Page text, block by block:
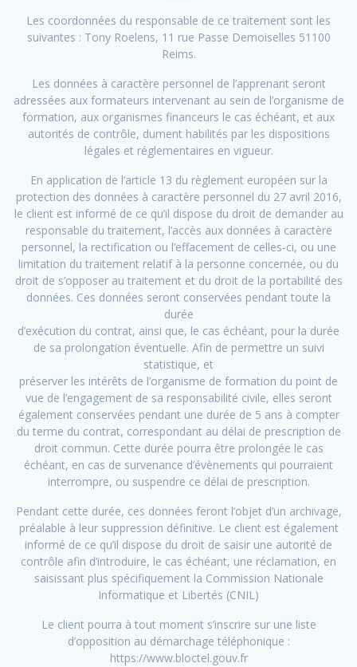
Les coordonnées du responsable de ce traitement sont les
suivantes : Tony Roelens, 11 rue Passe Demoiselles 51100
Reims.
Les données à caractère personnel de l’apprenant seront
adressées aux formateurs intervenant au sein de l’organisme de
formation, aux organismes financeurs le cas échéant, et aux
autorités de contrôle, dument habilités par les dispositions
légales et réglementaires en vigueur.
En application de l’article 13 du règlement européen sur la
protection des données à caractère personnel du 27 avril 2016,
le client est informé de ce qu’il dispose du droit de demander au
responsable du traitement, l’accès aux données à caractère
personnel, la rectification ou l’effacement de celles-ci, ou une
limitation du traitement relatif à la personne concernée, ou du
droit de s’opposer au traitement et du droit de la portabilité des
données. Ces données seront conservées pendant toute la
durée
d’exécution du contrat, ainsi que, le cas échéant, pour la durée
de sa prolongation éventuelle. Afin de permettre un suivi
statistique, et
préserver les intérêts de l’organisme de formation du point de
vue de l’engagement de sa responsabilité civile, elles seront
également conservées pendant une durée de 5 ans à compter
du terme du contrat, correspondant au délai de prescription de
droit commun. Cette durée pourra être prolongée le cas
échéant, en cas de survenance d’évènements qui pourraient
interrompre, ou suspendre ce délai de prescription.
Pendant cette durée, ces données feront l’objet d’un archivage,
préalable à leur suppression définitive. Le client est également
informé de ce qu’il dispose du droit de saisir une autorité de
contrôle afin d’introduire, le cas échéant, une réclamation, en
saisissant plus spécifiquement la Commission Nationale
Informatique et Libertés (CNIL)
Le client pourra à tout moment s’inscrire sur une liste
d’opposition au démarchage téléphonique :
https://www.bloctel.gouv.fr